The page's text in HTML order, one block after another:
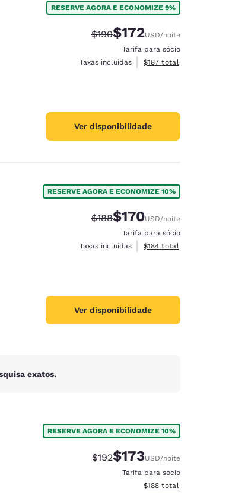
RESERVE AGORA E ECONOMIZE 9%
Tarifa anterior “tachada”:
$190Tarifa com desconto:
$172USD/noite
Tarifa para sócio
Taxas incluídas
Exibir detalhes do total
$187 total
Ver disponibilidade
RESERVE AGORA E ECONOMIZE 10%
Tarifa anterior “tachada”:
$188Tarifa com desconto:
$170USD/noite
Tarifa para sócio
Taxas incluídas
Exibir detalhes do total
$184 total
Ver disponibilidade
exatos.
RESERVE AGORA E ECONOMIZE 10%
Tarifa anterior “tachada”:
$192Tarifa com desconto:
$173USD/noite
Tarifa para sócio
Exibir detalhes do total
$188 total